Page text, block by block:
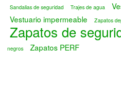
Sandalias de seguridad Trajes de agua
Vestuario impermeable
Zapatos
Zapatos de
negros
Zapatos PERF